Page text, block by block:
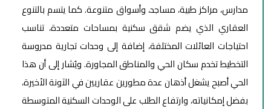
مدارس، مراكز طبية، مساجد، وأسواق متنوعة. كما يتسم بالتنوع
العقاري الذي يضم شقق سكنية بمساحات متعددة، تناسب
احتياجات العائلات المختلفة، إضافة إلى وحدات تجارية مدروسة
التخطيط تخدم سكان الحي والمناطق المجاورة. ويُشار إلى أن هذا
الحي أصبح يشغل أذهان عدة مطورين عقاريين في الآونة الأخيرة،
بفضل إمكانياته، وارتفاع الطلب على الوحدات السكنية المتوسطة